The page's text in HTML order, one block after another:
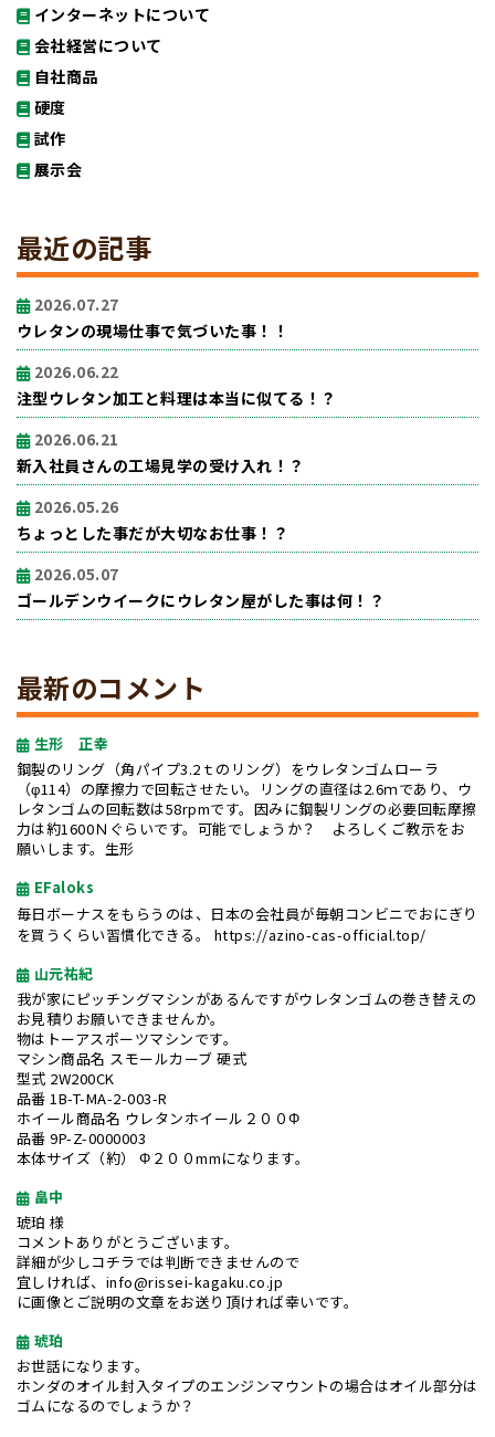
インターネットについて
会社経営について
自社商品
硬度
試作
展示会
最近の記事
2026.07.27
ウレタンの現場仕事で気づいた事！！
2026.06.22
注型ウレタン加工と料理は本当に似てる！？
2026.06.21
新入社員さんの工場見学の受け入れ！？
2026.05.26
ちょっとした事だが大切なお仕事！？
2026.05.07
ゴールデンウイークにウレタン屋がした事は何！？
最新のコメント
生形 正幸
鋼製のリング（角パイプ3.2ｔのリング）をウレタンゴムローラ
（φ114）の摩擦力で回転させたい。リングの直径は2.6ｍであり、ウ
レタンゴムの回転数は58rpmです。因みに鋼製リングの必要回転摩擦
力は約1600Ｎぐらいです。可能でしょうか？ よろしくご教示をお
願いします。生形
EFaloks
毎日ボーナスをもらうのは、日本の会社員が毎朝コンビニでおにぎり
を買うくらい習慣化できる。 https://azino-cas-official.top/
山元祐紀
我が家にピッチングマシンがあるんですがウレタンゴムの巻き替えの
お見積りお願いできませんか。
物はトーアスポーツマシンです。
マシン商品名 スモールカーブ 硬式
型式 2W200CK
品番 1B-T-MA-2-003-R
ホイール商品名 ウレタンホイール２００Φ
品番 9P-Z-0000003
本体サイズ（約） Φ２００mmになります。
畠中
琥珀 様
コメントありがとうございます。
詳細が少しコチラでは判断できませんので
宜しければ、info@rissei-kagaku.co.jp
に画像とご説明の文章をお送り頂ければ幸いです。
琥珀
お世話になります。
ホンダのオイル封入タイプのエンジンマウントの場合はオイル部分は
ゴムになるのでしょうか？